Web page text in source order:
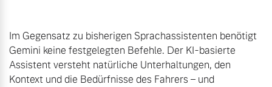
Im Gegensatz zu bisherigen Sprachassistenten benötigt
Gemini keine festgelegten Befehle. Der KI-basierte
Assistent versteht natürliche Unterhaltungen, den
Kontext und die Bedürfnisse des Fahrers – und